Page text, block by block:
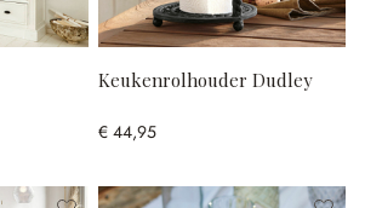
Keukenrolhouder Dudley
€ 44,95